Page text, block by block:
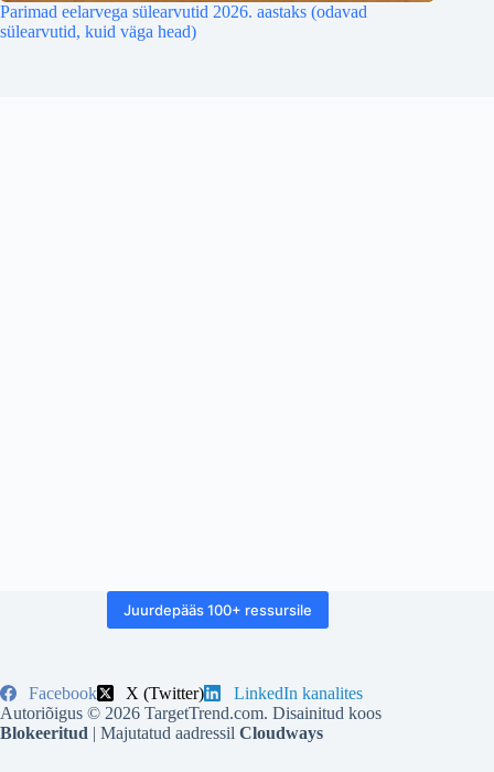
Parimad eelarvega sülearvutid 2026. aastaks (odavad
sülearvutid, kuid väga head)
Juurdepääs 100+ ressursile
Facebook X (Twitter)
LinkedIn kanalites
Autoriõigus © 2026 TargetTrend.com. Disainitud koos
Blokeeritud | Majutatud aadressil Cloudways